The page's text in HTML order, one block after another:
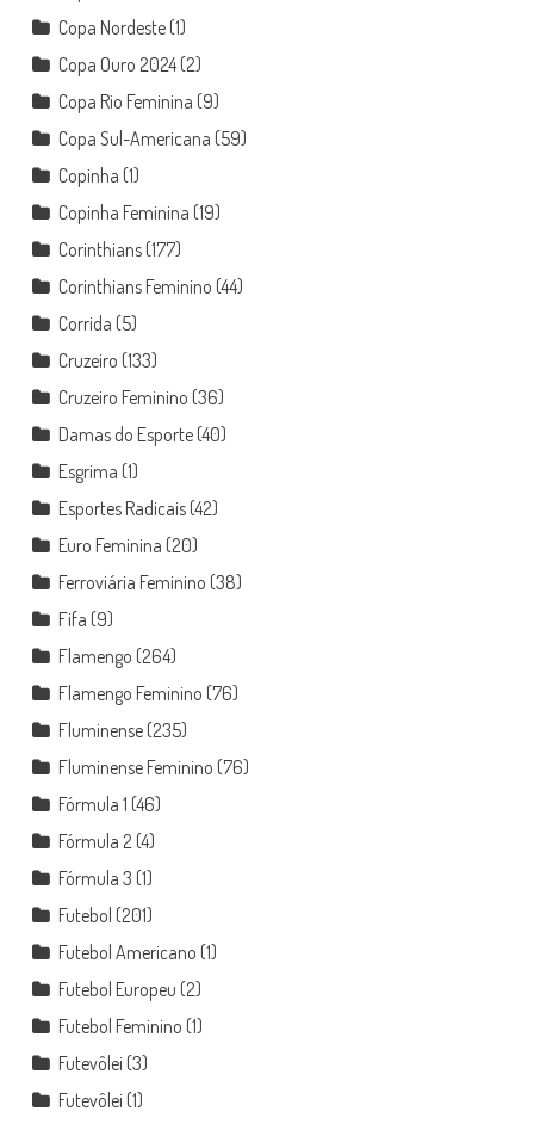
Copa Nordeste(1)
Copa Ouro 2024(2)
Copa Rio Feminina (9)
Copa Sul-Americana (59)
Copinha (1)
Copinha Feminina (19)
Corinthians(177)
Corinthians Feminino (44)
Corrida (5)
Cruzeiro (133)
Cruzeiro Feminino (36)
Damas do Esporte(40)
Esgrima (1)
Esportes Radicais(42)
Euro Feminina (20)
Ferroviária Feminino (38)
Fifa (9)
Flamengo (264)
Flamengo Feminino (76)
Fluminense(235)
Fluminense Feminino (76)
Fórmula 1 (46)
Fórmula 2(4)
Fórmula 3 (1)
Futebol (201)
Futebol Americano (1)
Futebol Europeu (2)
Futebol Feminino (1)
Futevôlei (3)
Futevôlei (1)